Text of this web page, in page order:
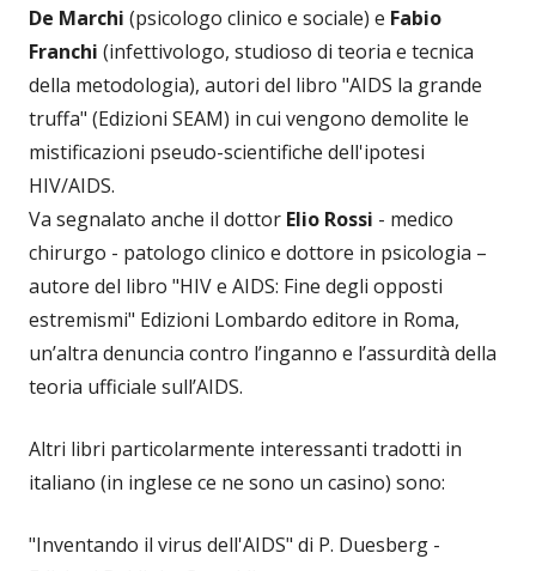
De Marchi (psicologo clinico e sociale) e Fabio
Franchi (infettivologo, studioso di teoria e tecnica
della metodologia), autori del libro "AIDS la grande
truffa" (Edizioni SEAM) in cui vengono demolite le
mistificazioni pseudo-scientifiche dell'ipotesi
HIV/AIDS.
Va segnalato anche il dottor Elio Rossi - medico
chirurgo - patologo clinico e dottore in psicologia –
autore del libro "HIV e AIDS: Fine degli opposti
estremismi" Edizioni Lombardo editore in Roma,
un’altra denuncia contro l’inganno e l’assurdità della
teoria ufficiale sull’AIDS.
Altri libri particolarmente interessanti tradotti in
italiano (in inglese ce ne sono un casino) sono:
"Inventando il virus dell'AIDS" di P. Duesberg -